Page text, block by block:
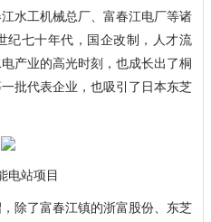
水工机械总厂、富春江电厂等诸
纪七十年代，国企改制，人才流
产业的高光时刻，也成长出了桐
批代表企业，也吸引了日本东芝
电站项目
除了富春江镇的浙富股份、东芝